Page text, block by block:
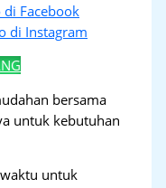
di Facebook
di Instagram
bersama
untuk kebutuhan
untuk